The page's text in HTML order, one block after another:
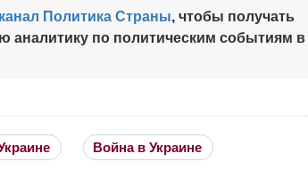
Политика Страны, чтобы получать
аналитику по политическим событиям в
Война в Украине